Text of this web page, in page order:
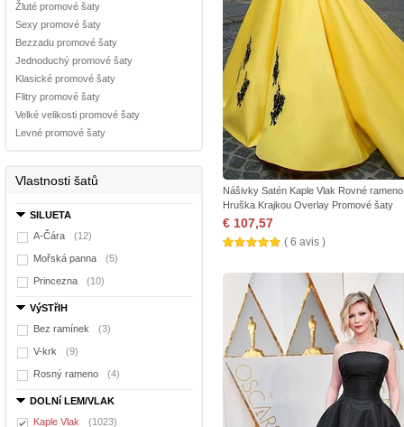
Žluté promové šaty
Sexy promové šaty
Bezzadu promové šaty
Jednoduchý promové šaty
Klasické promové šaty
Flitry promové šaty
Velké velikosti promové šaty
Levné promové šaty
Vlastnosti šatů
SILUETA
A-Čára
(12)
Mořská panna (5)
Princezna (10)
VýSTřIH
Bez ramínek
(3)
V-krk (9)
Rosný rameno (4)
DOLNí LEM/VLAK
Kaple Vlak
(1023)
Nášivky Satén Kaple Vlak Rovné rameno
Hruška Krajkou Overlay Promové šaty
€ 107,57
( 6 avis )